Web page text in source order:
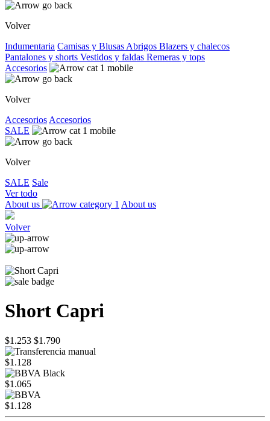
Volver
Indumentaria Camisas y Blusas Abrigos Blazers y chalecos
Pantalones y shorts Vestidos y faldas Remeras y tops
Accesorios
Volver
Accesorios Accesorios
SALE
Volver
SALE Sale
Ver todo
About us
About us
Volver
Short Capri
$1.253 $1.790
$1.128
$1.065
$1.128